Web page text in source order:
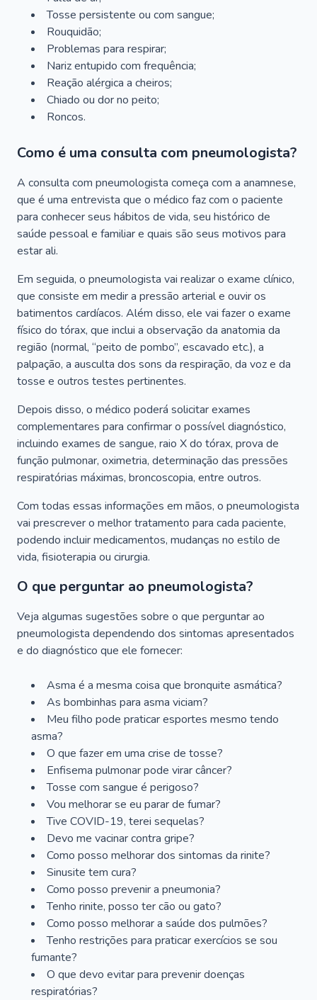
Tosse persistente ou com sangue;
Rouquidão;
Problemas para respirar;
Nariz entupido com frequência;
Reação alérgica a cheiros;
Chiado ou dor no peito;
Roncos.
Como é uma consulta com pneumologista?
A consulta com pneumologista começa com a anamnese,
que é uma entrevista que o médico faz com o paciente
para conhecer seus hábitos de vida, seu histórico de
saúde pessoal e familiar e quais são seus motivos para
estar ali.
Em seguida, o pneumologista vai realizar o exame clínico,
que consiste em medir a pressão arterial e ouvir os
batimentos cardíacos. Além disso, ele vai fazer o exame
físico do tórax, que inclui a observação da anatomia da
região (normal, “peito de pombo”, escavado etc.), a
palpação, a ausculta dos sons da respiração, da voz e da
tosse e outros testes pertinentes.
Depois disso, o médico poderá solicitar exames
complementares para confirmar o possível diagnóstico,
incluindo exames de sangue, raio X do tórax, prova de
função pulmonar, oximetria, determinação das pressões
respiratórias máximas, broncoscopia, entre outros.
Com todas essas informações em mãos, o pneumologista
vai prescrever o melhor tratamento para cada paciente,
podendo incluir medicamentos, mudanças no estilo de
vida, fisioterapia ou cirurgia.
O que perguntar ao pneumologista?
Veja algumas sugestões sobre o que perguntar ao
pneumologista dependendo dos sintomas apresentados
e do diagnóstico que ele fornecer:
Asma é a mesma coisa que bronquite asmática?
As bombinhas para asma viciam?
Meu filho pode praticar esportes mesmo tendo
asma?
O que fazer em uma crise de tosse?
Enfisema pulmonar pode virar câncer?
Tosse com sangue é perigoso?
Vou melhorar se eu parar de fumar?
Tive COVID-19, terei sequelas?
Devo me vacinar contra gripe?
Como posso melhorar dos sintomas da rinite?
Sinusite tem cura?
Como posso prevenir a pneumonia?
Tenho rinite, posso ter cão ou gato?
Como posso melhorar a saúde dos pulmões?
Tenho restrições para praticar exercícios se sou
fumante?
O que devo evitar para prevenir doenças
respiratórias?